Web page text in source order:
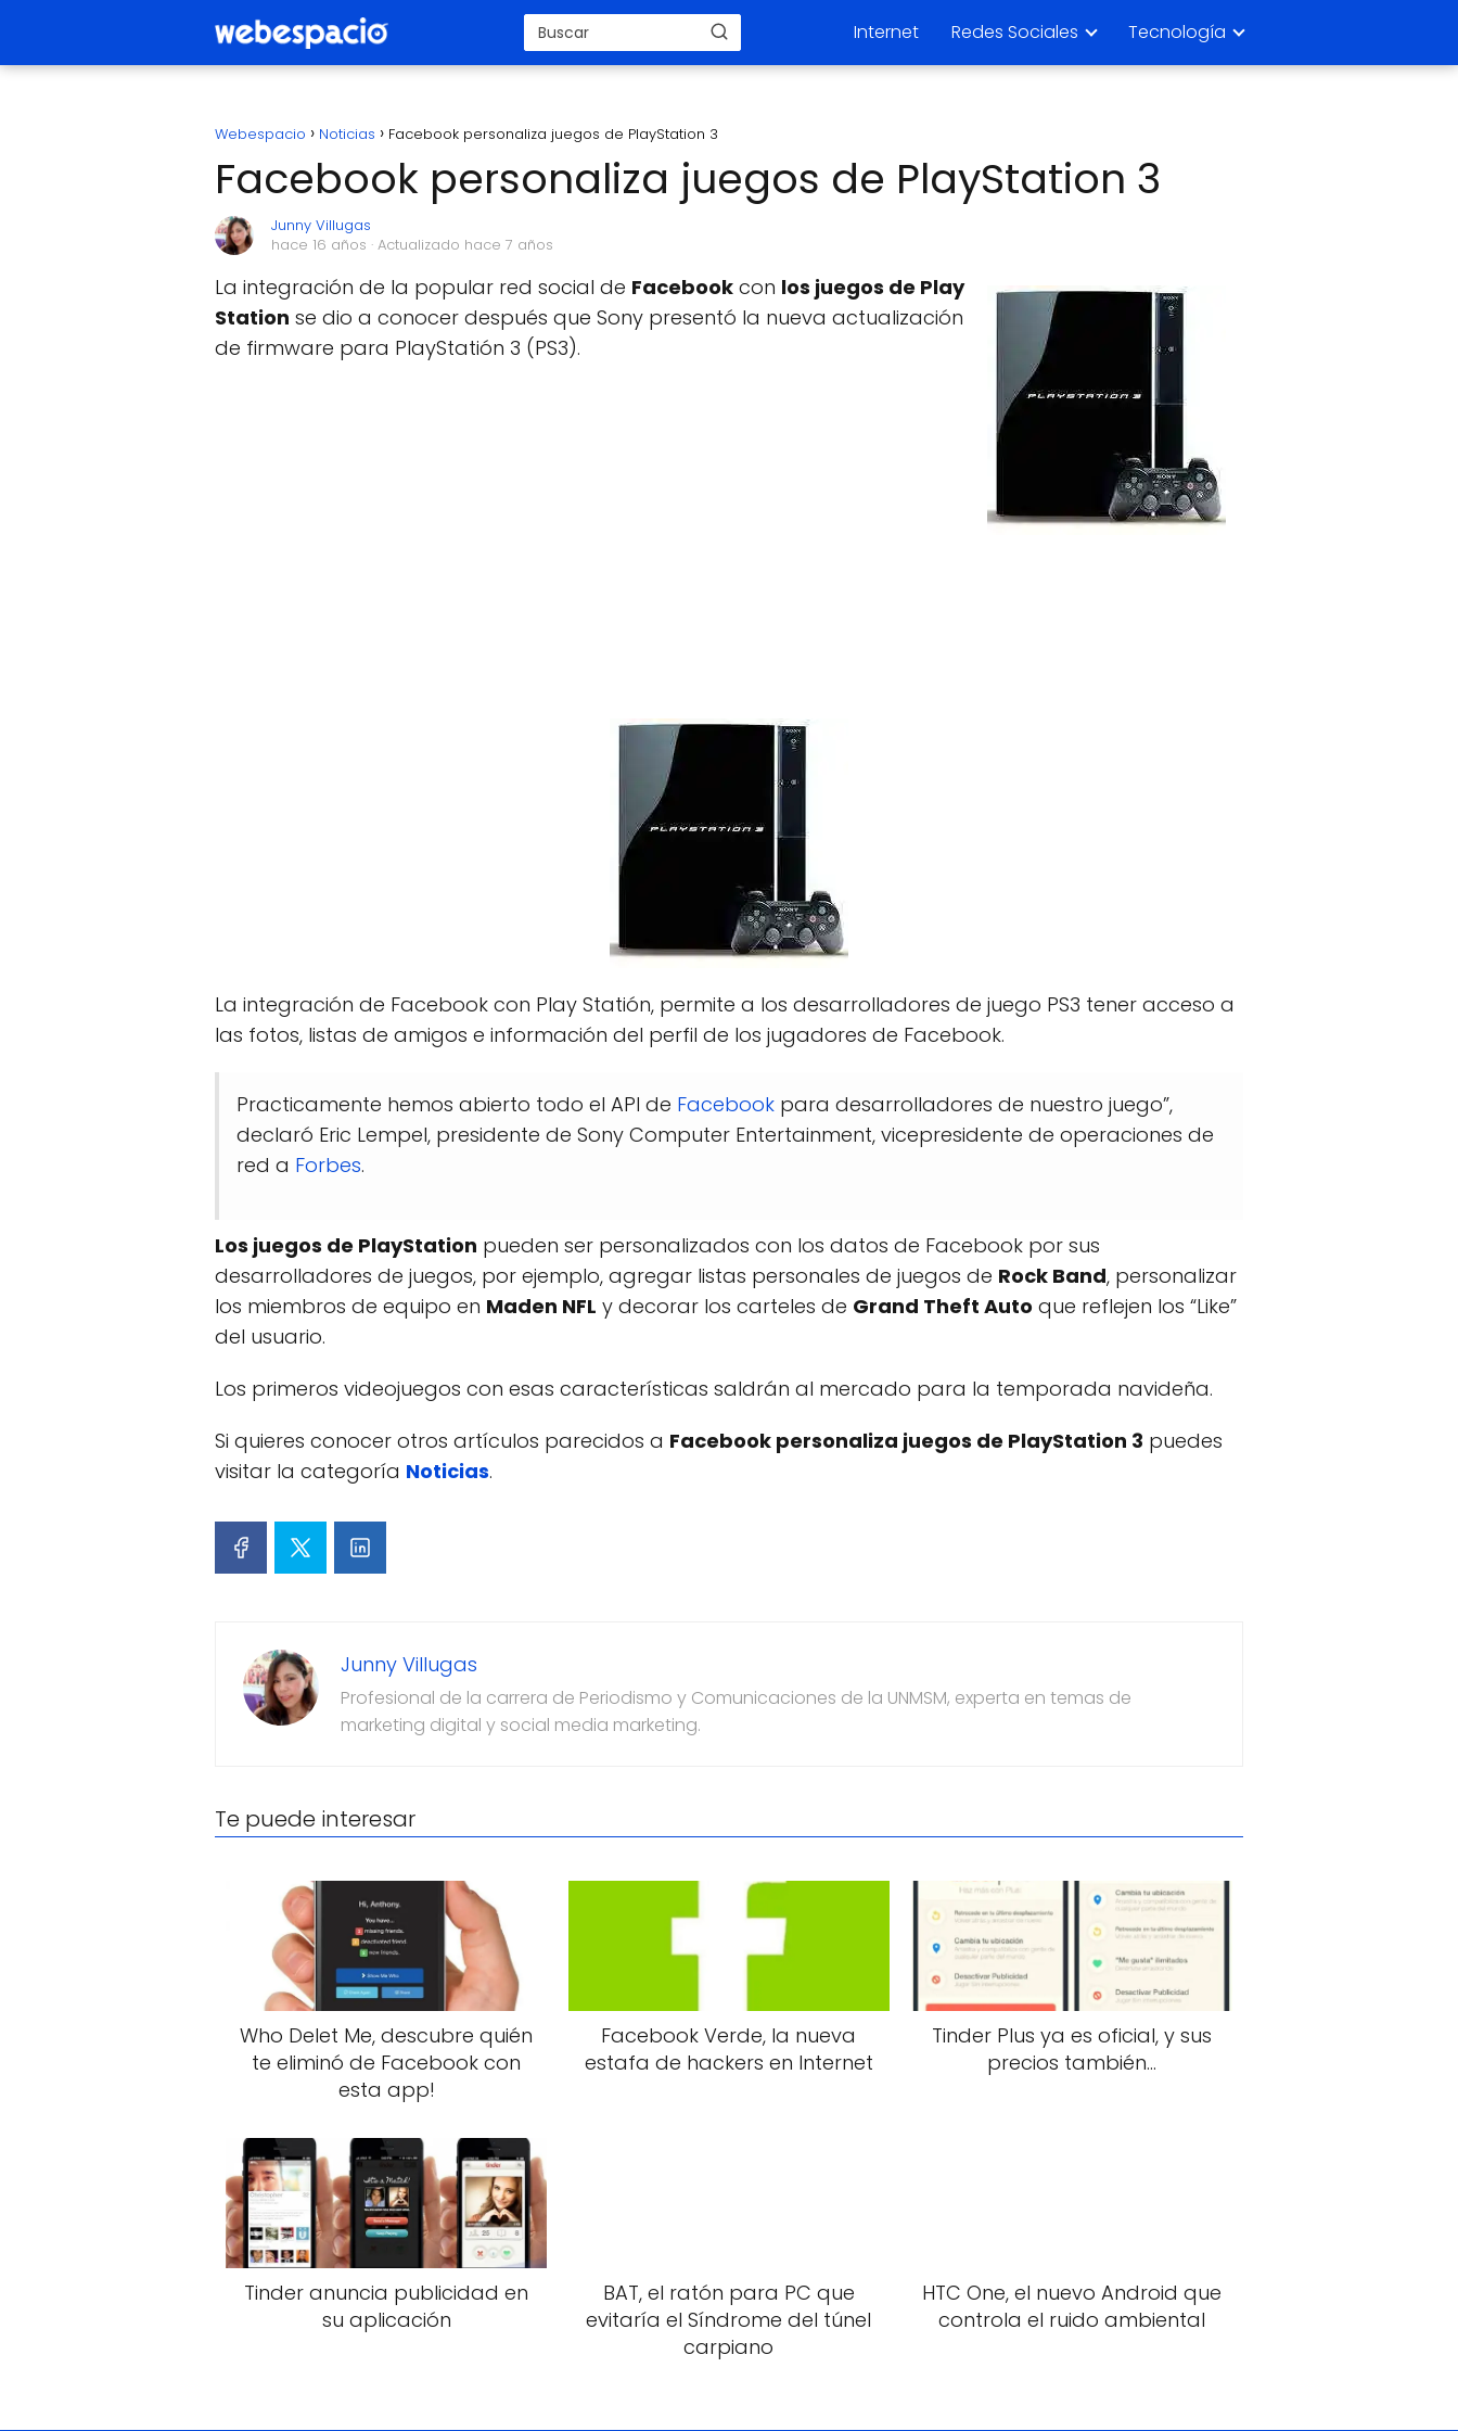
Internet Redes Sociales Tecnología
Webespacio Noticias Facebook personaliza juegos de PlayStation 3
Facebook personaliza juegos de PlayStation 3
Junny Villugas
hace 16 años · Actualizado hace 7 años
La integración de la popular red social de Facebook con los juegos de Play
Station se dio a conocer después que Sony presentó la nueva actualización
de firmware para PlayStatión 3 (PS3).
La integración de Facebook con Play Statión, permite a los desarrolladores de juego PS3 tener acceso a
las fotos, listas de amigos e información del perfil de los jugadores de Facebook.
Practicamente hemos abierto todo el API de Facebook para desarrolladores de nuestro juego”,
declaró Eric Lempel, presidente de Sony Computer Entertainment, vicepresidente de operaciones de
red a Forbes.
Los juegos de PlayStation pueden ser personalizados con los datos de Facebook por sus
desarrolladores de juegos, por ejemplo, agregar listas personales de juegos de Rock Band, personalizar
los miembros de equipo en Maden NFL y decorar los carteles de Grand Theft Auto que reflejen los “Like”
del usuario.
Los primeros videojuegos con esas características saldrán al mercado para la temporada navideña.
Si quieres conocer otros artículos parecidos a Facebook personaliza juegos de PlayStation 3 puedes
visitar la categoría Noticias.
Junny Villugas
Profesional de la carrera de Periodismo y Comunicaciones de la UNMSM, experta en temas de
marketing digital y social media marketing.
Te puede interesar
Who Delet Me, descubre quién
te eliminó de Facebook con
esta app!
Facebook Verde, la nueva
estafa de hackers en Internet
Tinder Plus ya es oficial, y sus
precios también…
Tinder anuncia publicidad en
su aplicación
BAT, el ratón para PC que
evitaría el Síndrome del túnel
carpiano
HTC One, el nuevo Android que
controla el ruido ambiental